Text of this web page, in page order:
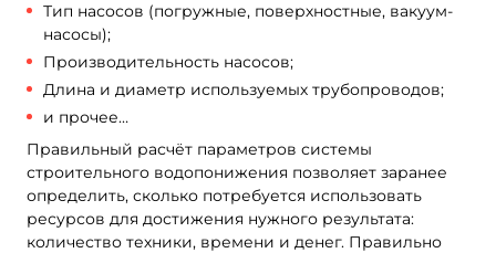
Тип насосов (погружные, поверхностные, вакуум-
насосы);
Производительность насосов;
Длина и диаметр используемых трубопроводов;
и прочее…
Правильный расчёт параметров системы
строительного водопонижения позволяет заранее
определить, сколько потребуется использовать
ресурсов для достижения нужного результата:
количество техники, времени и денег. Правильно